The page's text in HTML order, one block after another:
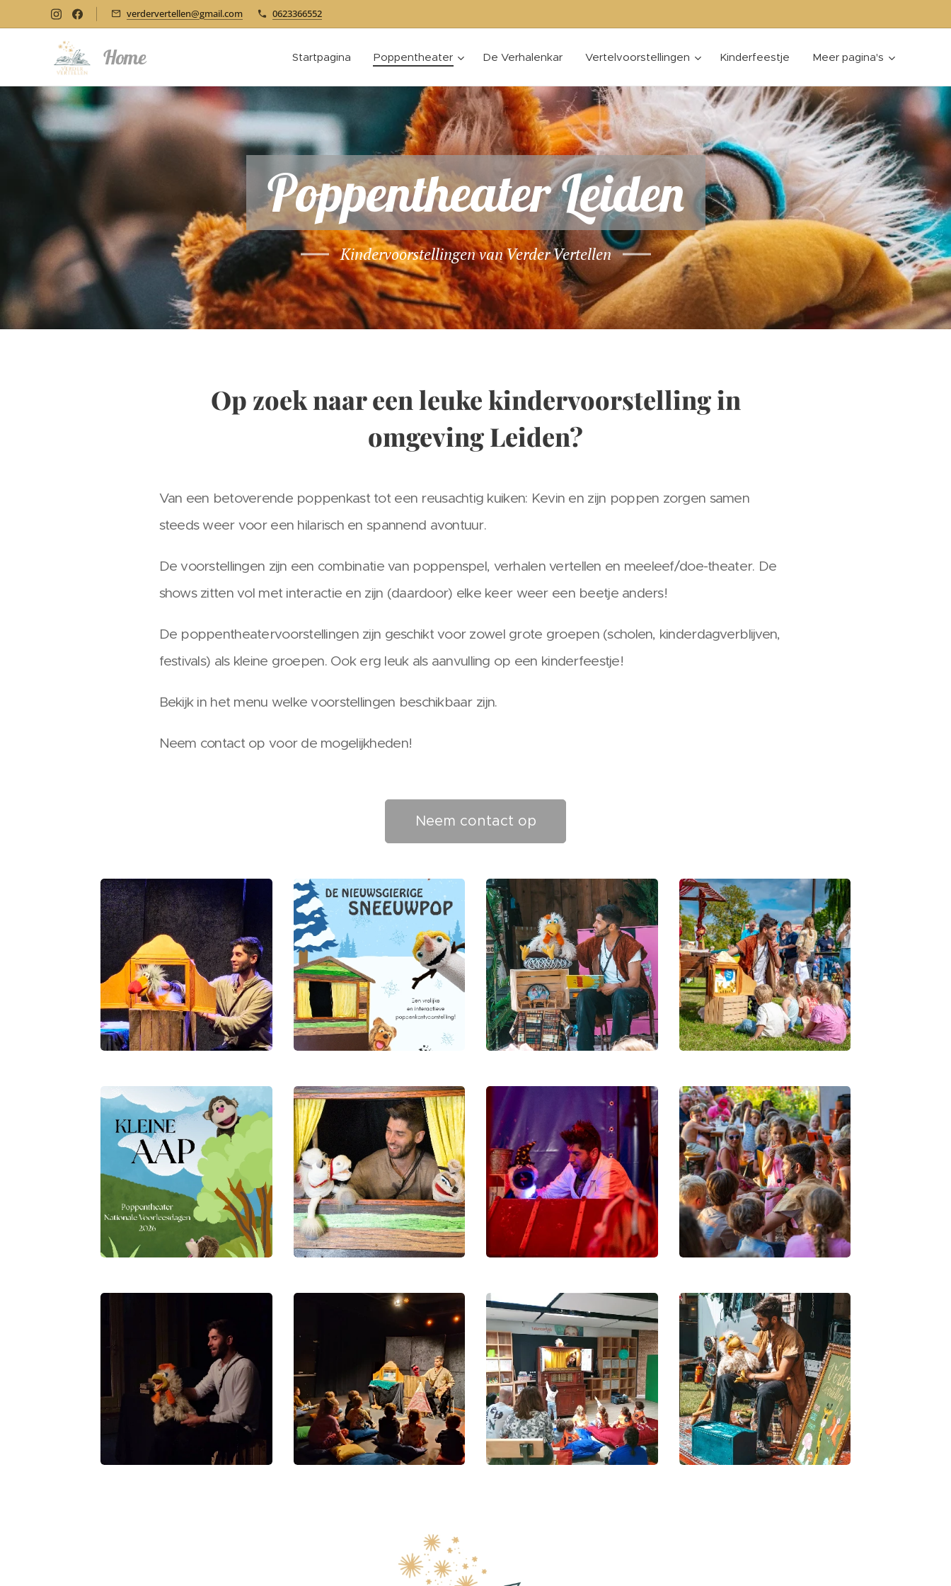
verdervertellen@gmail.com 0623366552
Home Startpagina Poppentheater De Verhalenkar Vertelvoorstellingen Kinderfeestje Meer pagina's
Poppentheater Leiden
Kindervoorstellingen van Verder Vertellen
Op zoek naar een leuke kindervoorstelling in
omgeving Leiden?
Van een betoverende poppenkast tot een reusachtig kuiken: Kevin en zijn poppen zorgen samen
steeds weer voor een hilarisch en spannend avontuur.
De voorstellingen zijn een combinatie van poppenspel, verhalen vertellen en meeleef/doe-theater. De
shows zitten vol met interactie en zijn (daardoor) elke keer weer een beetje anders!
De poppentheatervoorstellingen zijn geschikt voor zowel grote groepen (scholen, kinderdagverblijven,
festivals) als kleine groepen. Ook erg leuk als aanvulling op een kinderfeestje!
Bekijk in het menu welke voorstellingen beschikbaar zijn.
Neem contact op voor de mogelijkheden!
Neem contact op